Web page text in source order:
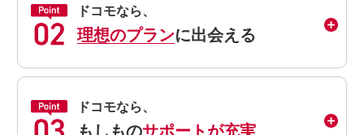
ドコモなら、
理想のプランに出会える
ドコモなら、
もしものサポートが充実